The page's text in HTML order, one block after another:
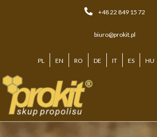
+48 22 849 15 72
biuro@prokit.pl
PL EN RO DE IT ES HU